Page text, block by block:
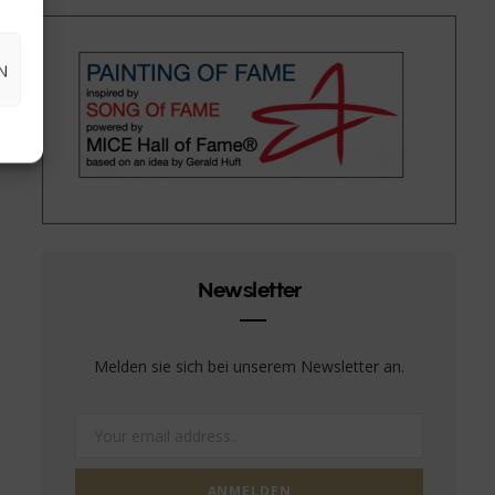
Newsletter
Melden sie sich bei unserem Newsletter an.